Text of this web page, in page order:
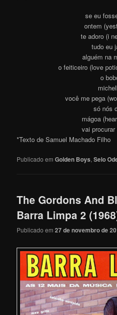
se eu
ontem
te adoro (i
tudo eu
alguém na
o feiticeiro (love
o
você me pega
só nós
mágoa
vai procurar
*Texto de Samuel Machado Filho
Publicado em Golden Boys,Selo
The Gordons And
Barra Limpa 2
Publicado em27 de novembro de